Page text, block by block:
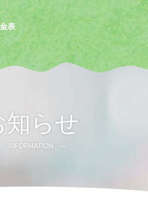
表
知らせ
INFORMATION ―